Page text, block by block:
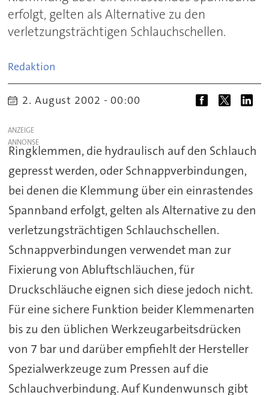
erfolgt, gelten als Alternative zu den
verletzungsträchtigen Schlauchschellen.
Redaktion
2. August 2002 - 00:00
ANZEIGE
Ringklemmen, die hydraulisch auf den Schlauch
gepresst werden, oder Schnappverbindungen,
bei denen die Klemmung über ein einrastendes
Spannband erfolgt, gelten als Alternative zu den
verletzungsträchtigen Schlauchschellen.
Schnappverbindungen verwendet man zur
Fixierung von Abluftschläuchen, für
Druckschläuche eignen sich diese jedoch nicht.
Für eine sichere Funktion beider Klemmenarten
bis zu den üblichen Werkzeugarbeitsdrücken
von 7 bar und darüber empfiehlt der Hersteller
Spezialwerkzeuge zum Pressen auf die
Schlauchverbindung. Auf Kundenwunsch gibt